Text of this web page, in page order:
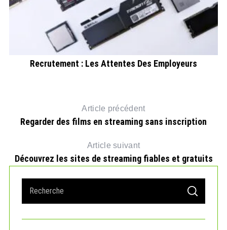
Recrutement : Les Attentes Des Employeurs
Article précédent
Regarder des films en streaming sans inscription
Article suivant
Découvrez les sites de streaming fiables et gratuits
a
r
S
A
C